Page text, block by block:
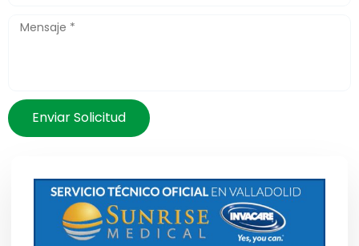
Enviar Solicitud